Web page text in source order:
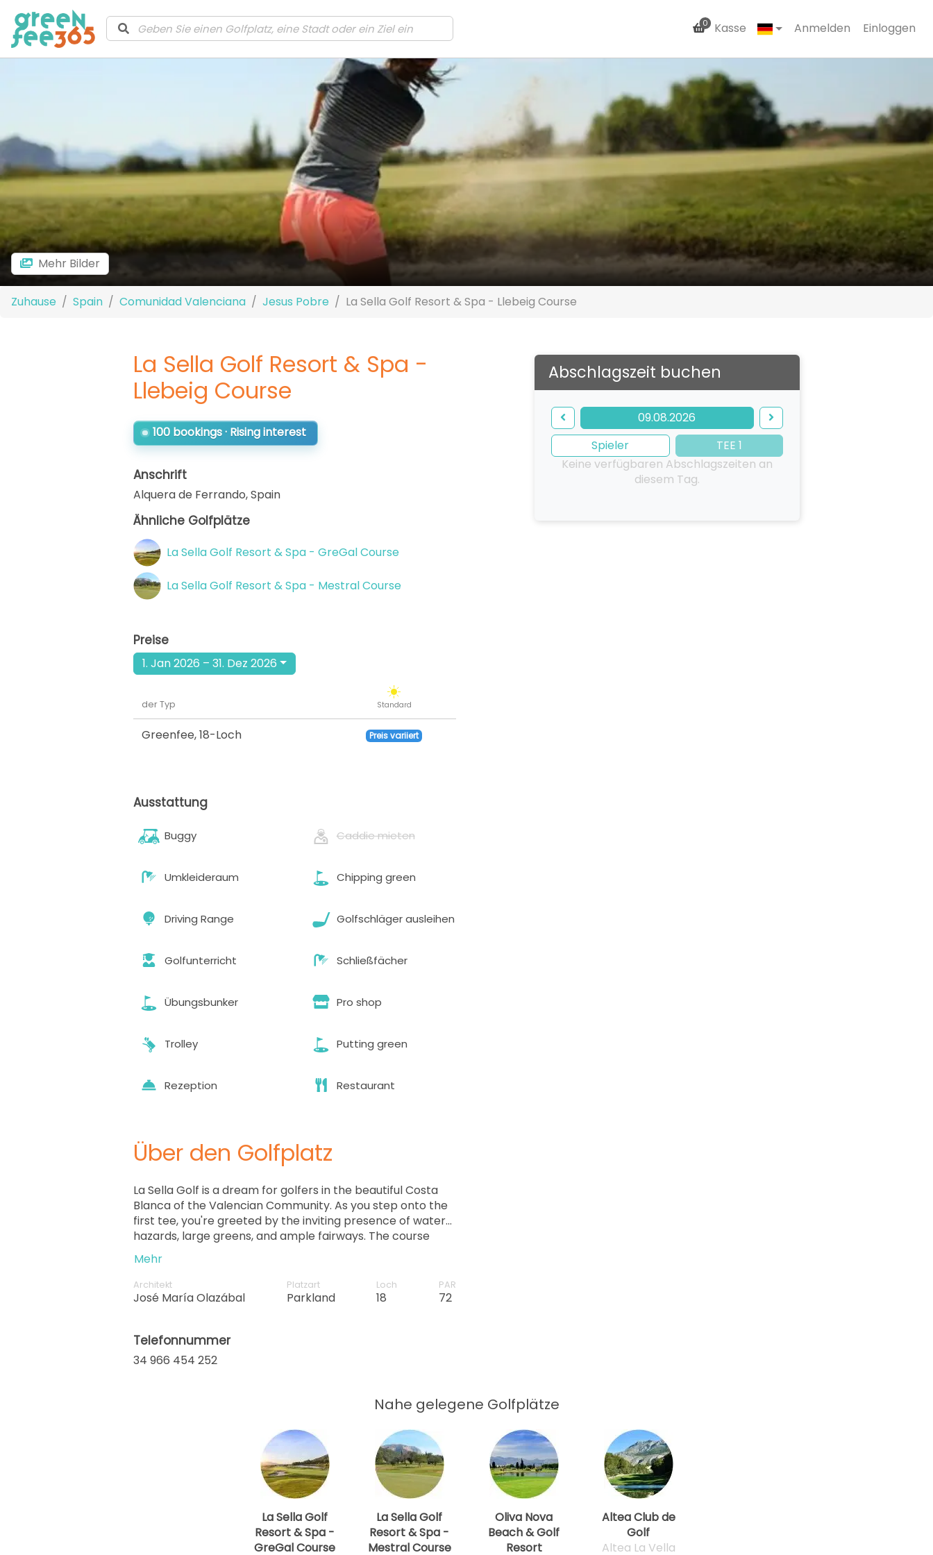
0 Kasse Anmelden Einloggen
Mehr Bilder
Zuhause Spain Comunidad Valenciana Jesus Pobre La Sella Golf Resort & Spa - Llebeig Course
La Sella Golf Resort & Spa -
Llebeig Course
100 bookings · Rising interest
Anschrift
Alquera de Ferrando,Spain
Abschlagszeit buchen
09.08.2026
Spieler
TEE 1
Keine verfügbaren Abschlagszeiten an
diesem Tag.
Ähnliche Golfplätze
La Sella Golf Resort & Spa - GreGal Course
La Sella Golf Resort & Spa - Mestral Course
Preise
1. Jan 2026 – 31. Dez 2026
der Typ Standard
Greenfee,18-Loch Preis variiert
Ausstattung
Buggy Caddie mieten
Umkleideraum Chipping green
Driving Range Golfschläger ausleihen
Golfunterricht Schließfächer
Übungsbunker Pro shop
Trolley Putting green
Rezeption Restaurant
Über den Golfplatz
La Sella Golf is a dream for golfers in the beautiful Costa
Blanca of the Valencian Community. As you step onto the
first tee, you're greeted by the inviting presence of water
hazards, large greens, and ample fairways. The course
meanders through a full nature spectrum, featuring
different colors, from vibrant green fairways to orange
trees that lend a touch of ancient times.
Mehr
Architekt
José María Olazábal
Platzart
Parkland
Loch
18
PAR
72
Telefonnummer
34 966 454 252
Nahe gelegene Golfplätze
La Sella Golf
Resort & Spa -
GreGal Course
La Sella Golf
Resort & Spa -
Mestral Course
Oliva Nova
Beach & Golf
Resort
Altea Club de
Golf
Altea La Vella